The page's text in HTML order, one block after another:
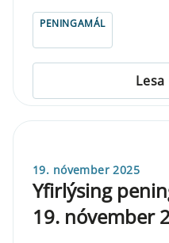
PENINGAMÁL
19. nóvember 2025
Yfirlýsing
19. nóvember